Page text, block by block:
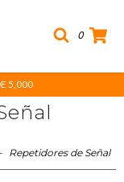
0
5,000
- Repetidores de Señal